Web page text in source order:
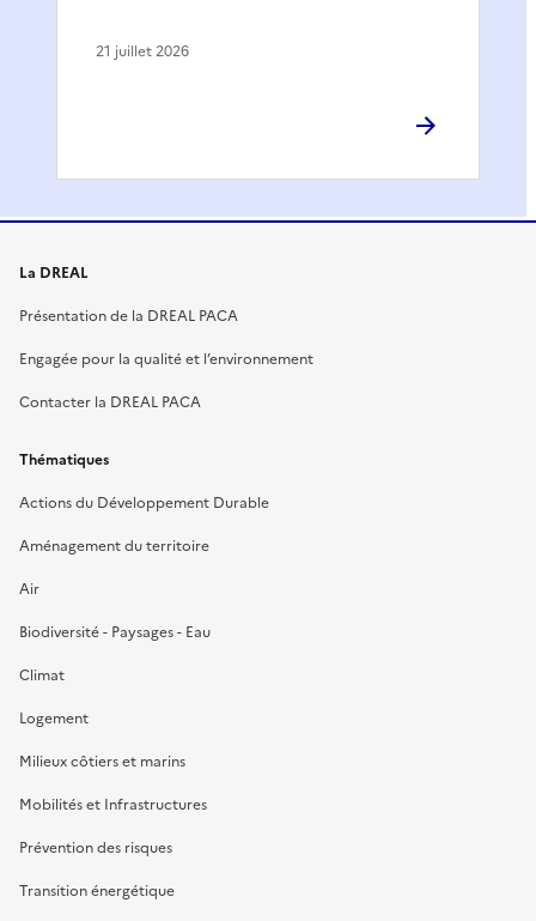
21 juillet 2026
La DREAL
Présentation de la DREAL PACA
Engagée pour la qualité et l’environnement
Contacter la DREAL PACA
Thématiques
Actions du Développement Durable
Aménagement du territoire
Air
Biodiversité - Paysages - Eau
Climat
Logement
Milieux côtiers et marins
Mobilités et Infrastructures
Prévention des risques
Transition énergétique